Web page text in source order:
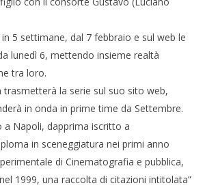
5 settimane, dal 7 febbraio e sul web le
lunedì 6, mettendo insieme realtà
tra loro.
trasmetterà la serie sul suo sito web,
in onda in prime time da Settembre.
a Napoli, dapprima iscritto a
in sceneggiatura nei primi anno
di Cinematografia e pubblica,
1999, una raccolta di citazioni intitolata”